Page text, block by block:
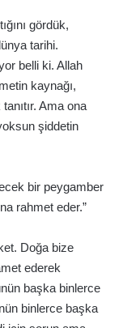
gördük,
tarihi.
belli ki. Allah
kaynağı,
Ama ona
şiddetin
bir peygamber
rahmet eder.”
Doğa bize
ederek
başka binlerce
binlerce başka